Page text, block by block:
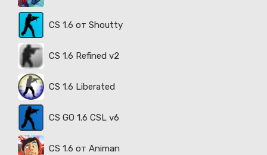
CS 1.6 от Shoutty
CS 1.6 Refined v2
CS 1.6 Liberated
CS GO 1.6 CSL v6
CS 1.6 от Animan